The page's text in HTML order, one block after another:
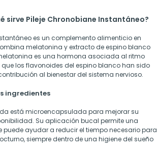
sirve Pileje Chronobiane Instantáneo?
es un complemento alimenticio en
melatonina y extracto de espino blanco
es una hormona asociada al ritmo
los flavonoides del espino blanco han sido
al bienestar del sistema nervioso.
ingredientes
está microencapsulada para mejorar su
Su aplicación bucal permite una
ayudar a reducir el tiempo necesario para
siempre dentro de una higiene del sueño